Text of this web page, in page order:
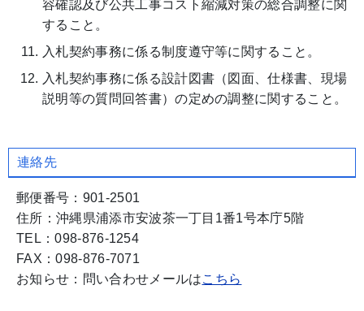
容確認及び公共工事コスト縮減対策の総合調整に関
すること。
入札契約事務に係る制度遵守等に関すること。
入札契約事務に係る設計図書（図面、仕様書、現場
説明等の質問回答書）の定めの調整に関すること。
連絡先
郵便番号：901-2501
住所：沖縄県浦添市安波茶一丁目1番1号本庁5階
TEL：098-876-1254
FAX：098-876-7071
お知らせ：問い合わせメールはこちら